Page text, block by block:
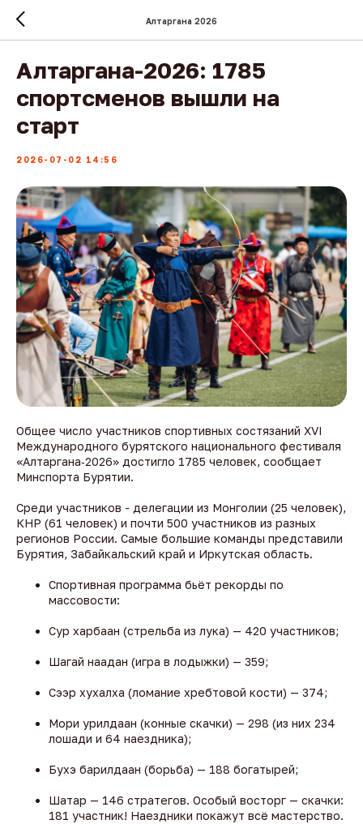
Алтаргана 2026
Алтаргана-2026: 1785
спортсменов вышли на
старт
2026-07-02 14:56
Общее число участников спортивных состязаний XVI
Международного бурятского национального фестиваля
«Алтаргана‑2026» достигло 1785 человек, сообщает
Минспорта Бурятии.
Среди участников - делегации из Монголии (25 человек),
КНР (61 человек) и почти 500 участников из разных
регионов России. Самые большие команды представили
Бурятия, Забайкальский край и Иркутская область.
Спортивная программа бьёт рекорды по
массовости:
Сур харбаан (стрельба из лука) — 420 участников;
Шагай наадан (игра в лодыжки) — 359;
Сээр хухалха (ломание хребтовой кости) — 374;
Мори урилдаан (конные скачки) — 298 (из них 234
лошади и 64 наездника);
Бухэ барилдаан (борьба) — 188 богатырей;
Шатар — 146 стратегов. Особый восторг — скачки:
181 участник! Наездники покажут всё мастерство.